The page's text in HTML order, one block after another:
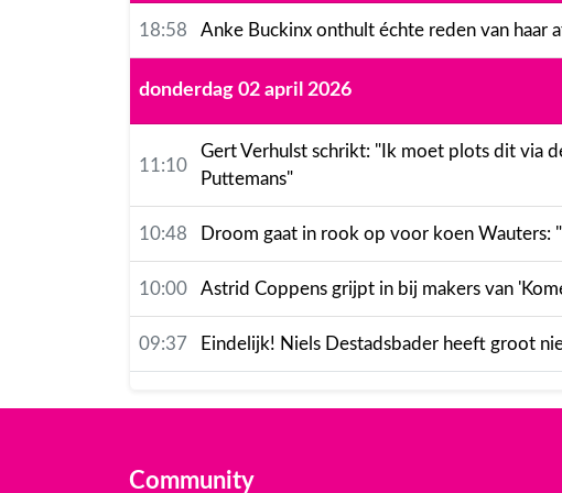
18:58 Anke Buckinx onthult échte reden van haar
donderdag 02 april 2026
11:10
Gert Verhulst schrikt: "Ik moet plots dit via
Puttemans"
10:48 Droom gaat in rook op voor koen
10:00 Astrid Coppens grijpt in bij makers van
09:37 Eindelijk! Niels Destadsbader heeft groot
Community